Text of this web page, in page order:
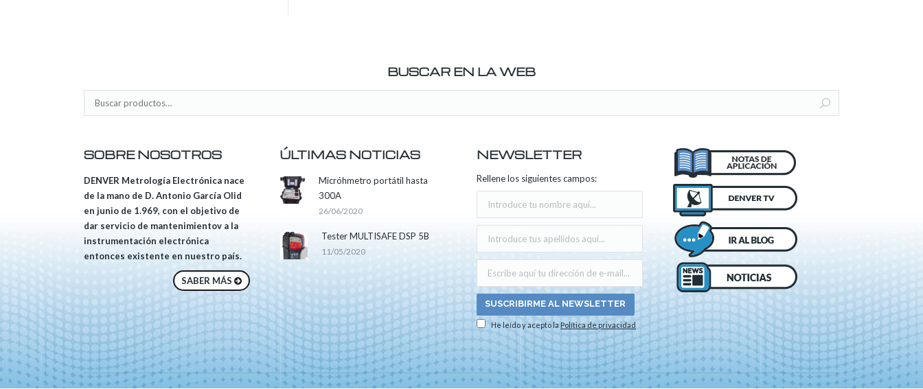
BUSCAR EN LA WEB
SOBRE NOSOTROS
DENVER Metrología Electrónica nace
de la mano de D. Antonio García Olid
en junio de 1.969, con el objetivo de
dar servicio de mantenimientov a la
instrumentación electrónica
entonces existente en nuestro país.
SABER MÁS
ÚLTIMAS NOTICIAS
Micróhmetro portátil hasta
300A
26/06/2020
Tester MULTISAFE DSP 5B
11/05/2020
NEWSLETTER
Rellene los siguientes campos:
He leído y acepto la Política de privacidad